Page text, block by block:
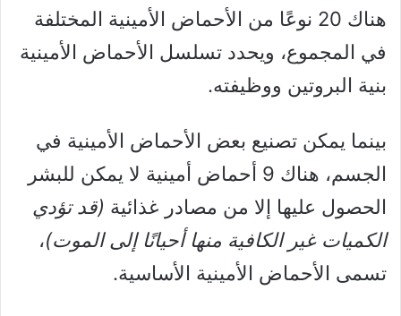
هناك 20 نوعًا من الأحماض الأمينية المختلفة
في المجموع، ويحدد تسلسل الأحماض الأمينية
بنية البروتين ووظيفته.
بينما يمكن تصنيع بعض الأحماض الأمينية في
الجسم، هناك 9 أحماض أمينية لا يمكن للبشر
الحصول عليها إلا من مصادر غذائية (قد تؤدي
الكميات غير الكافية منها أحيانًا إلى الموت)،
تسمى الأحماض الأمينية الأساسية.